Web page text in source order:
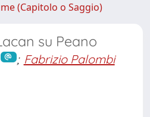
(Capitolo o Saggio)
su Peano
; Fabrizio Palombi